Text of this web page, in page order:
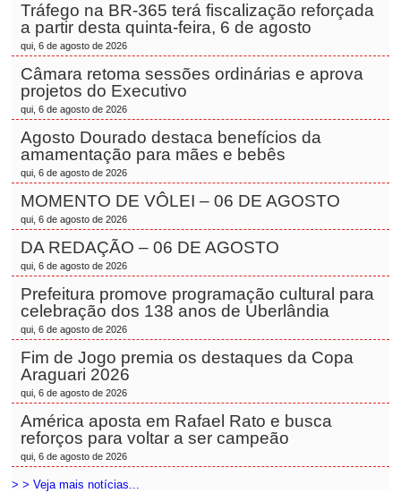
Tráfego na BR-365 terá fiscalização reforçada
a partir desta quinta-feira, 6 de agosto
qui, 6 de agosto de 2026
Câmara retoma sessões ordinárias e aprova
projetos do Executivo
qui, 6 de agosto de 2026
Agosto Dourado destaca benefícios da
amamentação para mães e bebês
qui, 6 de agosto de 2026
MOMENTO DE VÔLEI – 06 DE AGOSTO
qui, 6 de agosto de 2026
DA REDAÇÃO – 06 DE AGOSTO
qui, 6 de agosto de 2026
Prefeitura promove programação cultural para
celebração dos 138 anos de Uberlândia
qui, 6 de agosto de 2026
Fim de Jogo premia os destaques da Copa
Araguari 2026
qui, 6 de agosto de 2026
América aposta em Rafael Rato e busca
reforços para voltar a ser campeão
qui, 6 de agosto de 2026
> > Veja mais notícias...